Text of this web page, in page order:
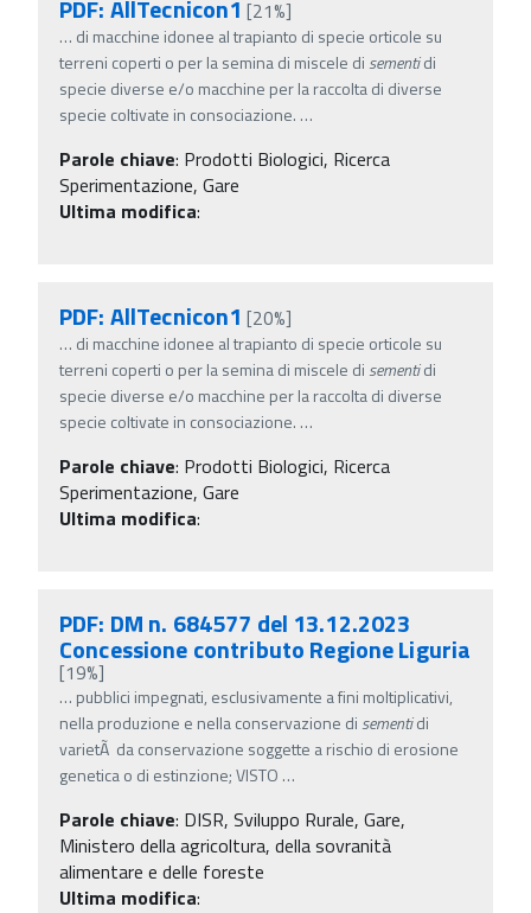
PDF: AllTecnicon1 [21%]
… di macchine idonee al trapianto di specie orticole su
terreni coperti o per la semina di miscele di sementidi
specie diverse e/o macchine per la raccolta di diverse
specie coltivate in consociazione. …
Parole chiave: Prodotti Biologici, Ricerca
Sperimentazione, Gare
Ultima modifica:
PDF: AllTecnicon1 [20%]
… di macchine idonee al trapianto di specie orticole su
terreni coperti o per la semina di miscele di sementidi
specie diverse e/o macchine per la raccolta di diverse
specie coltivate in consociazione. …
Parole chiave: Prodotti Biologici, Ricerca
Sperimentazione, Gare
Ultima modifica:
PDF: DM n. 684577 del 13.12.2023
Concessione contributo Regione Liguria
[19%]
… pubblici impegnati, esclusivamente a fini moltiplicativi,
nella produzione e nella conservazione di sementidi
varietÃ da conservazione soggette a rischio di erosione
genetica o di estinzione; VISTO …
Parole chiave: DISR, Sviluppo Rurale, Gare,
Ministero della agricoltura, della sovranità
alimentare e delle foreste
Ultima modifica: